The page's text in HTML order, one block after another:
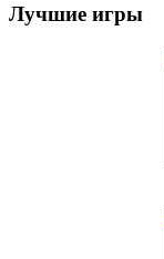
Лучшие игры